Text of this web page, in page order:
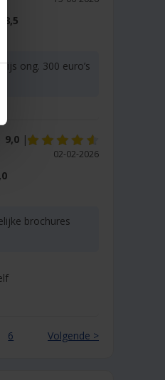
8,5
ong. 300 euro’s
9,0 |
02-02-2026
brochures
6 Volgende >